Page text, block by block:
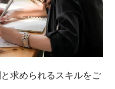
求められるスキルをご